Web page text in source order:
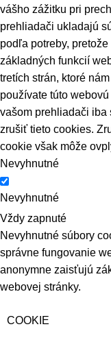
vášho zážitku pri
prehliadači ukladajú
podľa potreby,
základných funkcií
tretích strán, ktoré
používate túto
vašom prehliadači iba
zrušiť tieto cookies.
cookie však môže
Nevyhnutné
Nevyhnutné
Vždy zapnuté
Nevyhnutné súbory
správne fungovanie
anonymne zaisťujú
webovej stránky.
COOKIE